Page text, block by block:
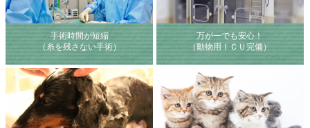
手術時間が短縮
（糸を残さない手術）
万が一でも安心！
（動物用ＩＣＵ完備）